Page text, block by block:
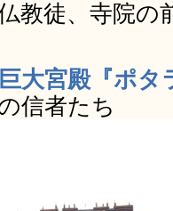
教徒、寺院の
大宮殿『ポタ
信者たち